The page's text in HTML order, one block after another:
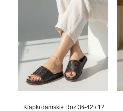
Klapki damskie Roz 36-42 / 12